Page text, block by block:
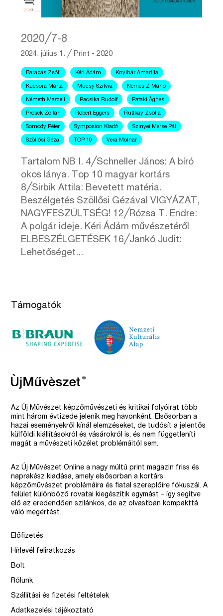
2020╱7-8
2024. július 1. ╱ Print - 2020
Barabás Zsófi Kéri Ádám Knyihár Amarilla
Kucsora Márta Mucsy Szilvia Nemes Z Márió
Németh Marcell Pacsika Rudolf Pataki Ágnes
Prosek Zoltán Robert Eggers Ruttkay Zsófia
Somody Péter Symposion Kiadó Szinyei Merse Pál
Szöllősi Géza TOP 10 Vera Molnar
Tartalom NB I. 4╱Schneller János: A bíró
okos lánya. Top 10 magyar kortárs
8╱Sirbik Attila: Bevetett matéria.
Beszélgetés Szöllősi Gézával VIGYÁZAT,
NAGYFESZÜLTSÉG! 12╱Rózsa T. Endre:
A polgár ideje. Kéri Ádám művészetéről
ELBESZÉLGETÉSEK 16╱Jankó Judit:
Lehetőséget...
Támogatók
Az Új Művészet képzőművészeti és kritikai folyóirat több
mint három évtizede jelenik meg havonként. Elsősorban a
hazai eseményekről kínál elemzéseket, de tudósít a jelentős
külföldi kiállításokról és vásárokról is, és nem függetleníti
magát a művészeti közélet problémáitól sem.
Az Új Művészet Online a nagy múltú print magazin friss és
naprakész kiadása, amely elsősorban a kortárs
képzőművészet problémáira és fiatal szereplőire fókuszál. A
felület különböző rovatai kiegészítik egymást – így segítve
elő az eredendően szilánkos, de az olvastban kompakttá
váló megértést.
Előfizetés
Hírlevél feliratkozás
Bolt
Rólunk
Szállítási és fizetési feltételek
Adatkezelési tájékoztató